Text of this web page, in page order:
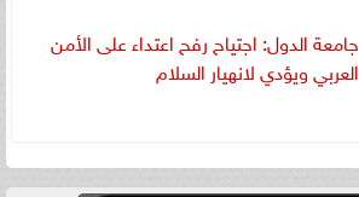
جامعة الدول: اجتياح رفح اعتداء على الأمن
العربي ويؤدي لانهيار السلام